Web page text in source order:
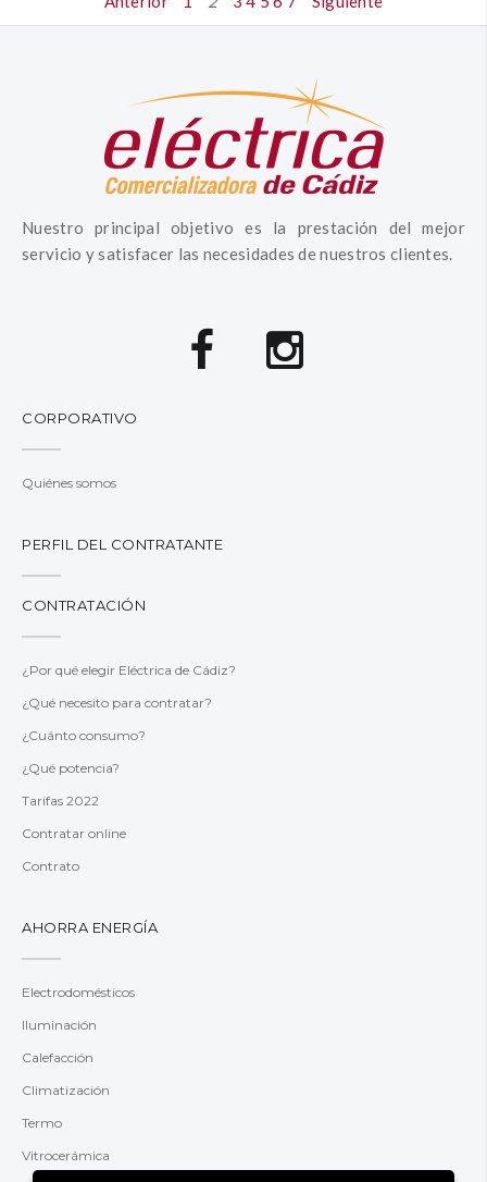
Nuestro principal objetivo es la prestación del mejor
servicio y satisfacer las necesidades de nuestros clientes.
CORPORATIVO
Quiénes somos
PERFIL DEL CONTRATANTE
CONTRATACIÓN
¿Por qué elegir Eléctrica de Cádiz?
¿Qué necesito para contratar?
¿Cuánto consumo?
¿Qué potencia?
Tarifas 2022
Contratar online
Contrato
AHORRA ENERGÍA
Electrodomésticos
Iluminación
Calefacción
Climatización
Termo
Vitrocerámica